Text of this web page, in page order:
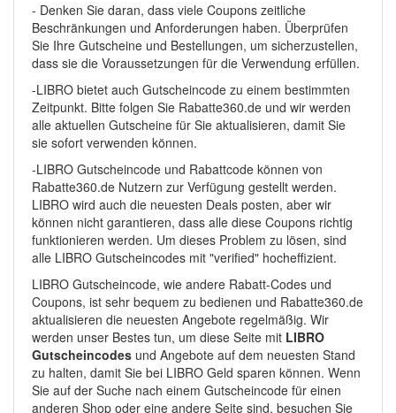
- Denken Sie daran, dass viele Coupons zeitliche
Beschränkungen und Anforderungen haben. Überprüfen
Sie Ihre Gutscheine und Bestellungen, um sicherzustellen,
dass sie die Voraussetzungen für die Verwendung erfüllen.
-LIBRO bietet auch Gutscheincode zu einem bestimmten
Zeitpunkt. Bitte folgen Sie Rabatte360.de und wir werden
alle aktuellen Gutscheine für Sie aktualisieren, damit Sie
sie sofort verwenden können.
-LIBRO Gutscheincode und Rabattcode können von
Rabatte360.de Nutzern zur Verfügung gestellt werden.
LIBRO wird auch die neuesten Deals posten, aber wir
können nicht garantieren, dass alle diese Coupons richtig
funktionieren werden. Um dieses Problem zu lösen, sind
alle LIBRO Gutscheincodes mit "verified" hocheffizient.
LIBRO Gutscheincode, wie andere Rabatt-Codes und
Coupons, ist sehr bequem zu bedienen und Rabatte360.de
aktualisieren die neuesten Angebote regelmäßig. Wir
werden unser Bestes tun, um diese Seite mit LIBRO
Gutscheincodes und Angebote auf dem neuesten Stand
zu halten, damit Sie bei LIBRO Geld sparen können. Wenn
Sie auf der Suche nach einem Gutscheincode für einen
anderen Shop oder eine andere Seite sind, besuchen Sie